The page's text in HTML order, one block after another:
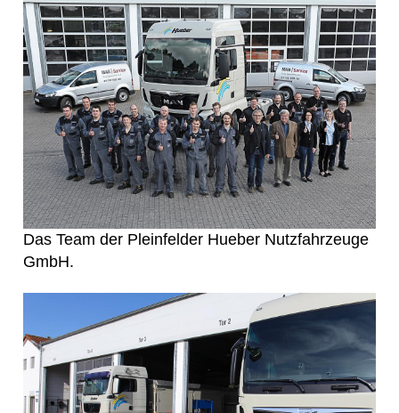
Das Team der Pleinfelder Hueber Nutzfahrzeuge
GmbH.